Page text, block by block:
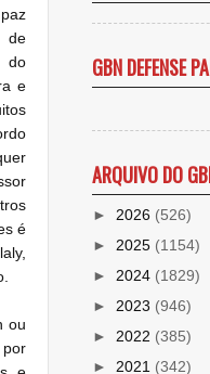
de
e
é
ou
por
GBN DEFENSE
ARQUIVO DO
► 2026 (526)
► 2025 (1154)
► 2024 (1829)
► 2023 (946)
► 2022 (385)
► 2021 (342)